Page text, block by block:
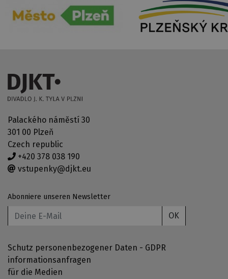
Palackého náměstí 30
301 00 Plzeň
Czech republic
+420 378 038 190
vstupenky@djkt.eu
Abonniere unseren Newsletter
OK
Schutz personenbezogener Daten - GDPR
informationsanfragen
für die Medien